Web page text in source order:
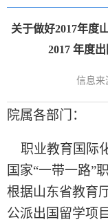
关于做好2017年度
2017 年度
信息来
院属各部门：
职业教育国际
国家“一带一路”
根据山东省教育
公派出国留学项